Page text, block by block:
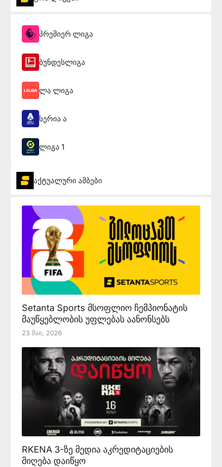
პრემიერ ლიგა
ბუნდესლიგა
ლა ლიგა
სერია ა
ლიგა 1
აქტუალური ამბები
Setanta Sports მსოფლიო ჩემპიონატის
მაუწყებლობის უფლებას აანონსებს
23 Მაი, 2026
RKENA 3-ზე მედია აკრედიტაციების
მიღება დაიწყო